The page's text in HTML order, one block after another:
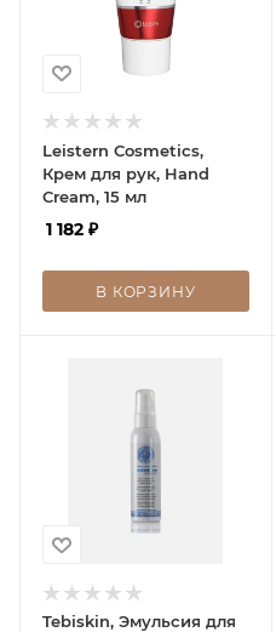
Leistern Cosmetics,
Крем для рук, Hand
Cream, 15 мл
1 182 ₽
В КОРЗИНУ
Tebiskin, Эмульсия для